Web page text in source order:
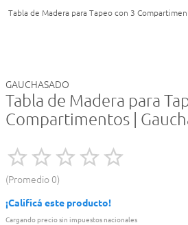
Tabla de Madera para Tapeo con 3
GAUCHASADO
Tabla de Madera para
Compartimentos |
Promedio 0
¡Calificá este producto!
Cargando precio sin impuestos nacionales
Doves